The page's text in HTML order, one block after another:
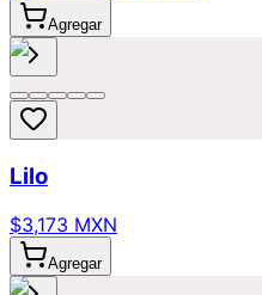
Agregar
Lilo
$3,173 MXN
Agregar